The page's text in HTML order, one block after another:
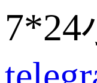
7*24